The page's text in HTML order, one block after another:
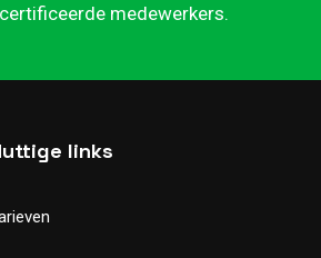
medewerkers.
links